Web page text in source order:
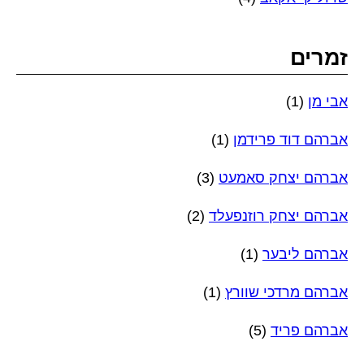
זמרים
אבי מן (1)
אברהם דוד פרידמן (1)
אברהם יצחק סאמעט (3)
אברהם יצחק רוזנפעלד (2)
אברהם ליבער (1)
אברהם מרדכי שוורץ (1)
אברהם פריד (5)